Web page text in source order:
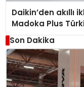
Daikin’den akıllı
Madoka Plus
Son Dakika